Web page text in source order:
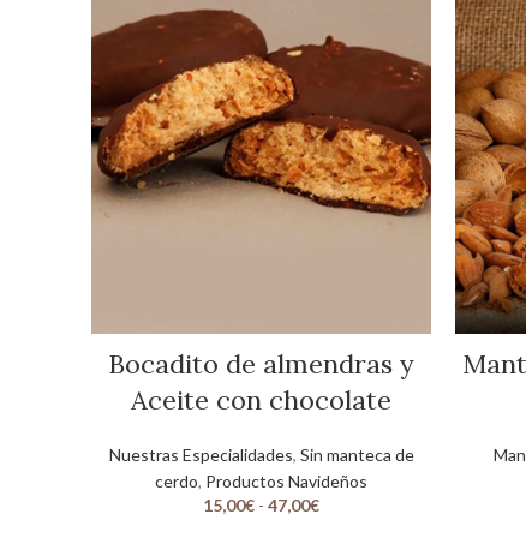
Bocadito de almendras y
Aceite con chocolate
Nuestras Especialidades, Sin manteca de
cerdo, Productos Navideños
15,00€ - 47,00€